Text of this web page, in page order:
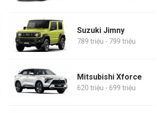
Suzuki Jimny
789 triệu - 799 triệu
Mitsubishi Xforce
620 triệu - 699 triệu